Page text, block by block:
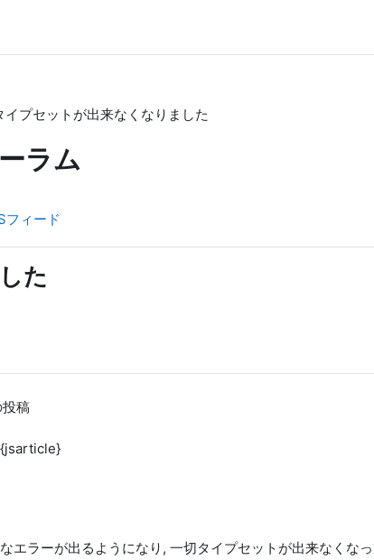
イプセットが出来なくなりました
ラム
フィード
た
稿
エラーが出るようになり, 一切タイプセットが出来なくなっ